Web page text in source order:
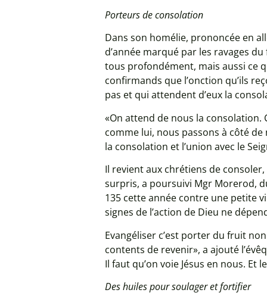
Porteurs de consolation
Dans son homélie, prononcée en
d’année marqué par les ravages
tous profondément, mais aussi ce
confirmands que l’onction qu’ils
pas et qui attendent d’eux la
«On attend de nous la consolation.
comme lui, nous passons à côté
la consolation et l’union avec le
Il revient aux chrétiens de consoler,
surpris, a poursuivi Mgr Morerod,
135 cette année contre une petite
signes de l’action de Dieu ne
Evangéliser c’est porter du fruit
contents de revenir», a ajouté
Il faut qu’on voie Jésus en nous. Et
Des huiles pour soulager et fortifier